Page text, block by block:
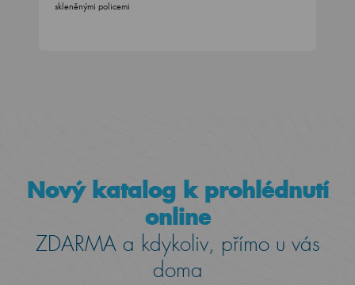
skleněnými policemi
Nový katalog k prohlédnutí
online
ZDARMA a kdykoliv, přímo u vás
doma